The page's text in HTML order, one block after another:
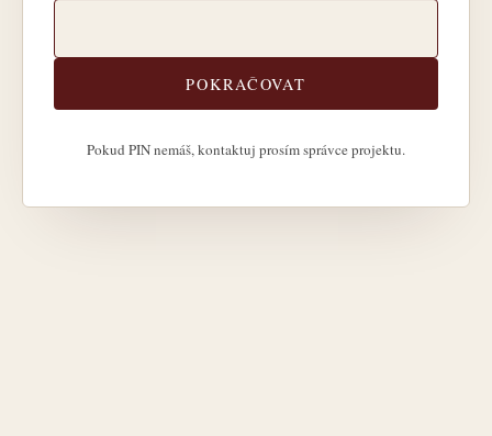
POKRAČOVAT
Pokud PIN nemáš, kontaktuj prosím správce projektu.